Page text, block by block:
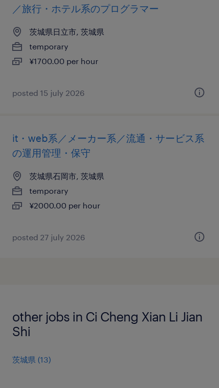
／旅行・ホテル系のプログラマー
茨城県日立市, 茨城県
temporary
¥1700.00 per hour
posted 15 july 2026
it・web系／メーカー系／流通・サービス系
の運用管理・保守
茨城県石岡市, 茨城県
temporary
¥2000.00 per hour
posted 27 july 2026
other jobs in Ci Cheng Xian Li Jian
Shi
茨城県 (13)